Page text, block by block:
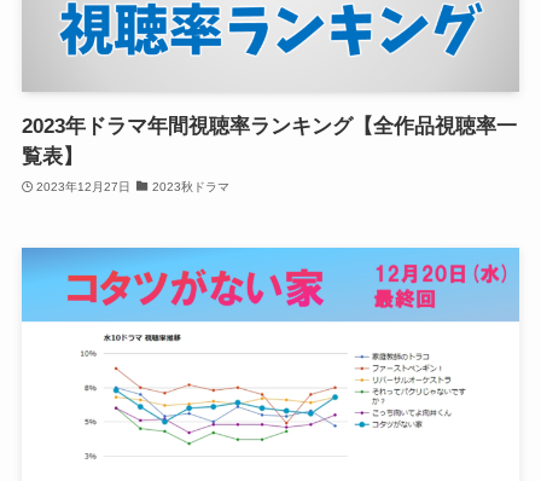
2023年ドラマ年間視聴率ランキング【全作品視聴率一
覧表】
2023年12月27日 2023秋ドラマ